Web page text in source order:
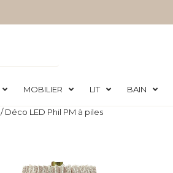
MOBILIER LIT BAIN
/ Déco LED Phil PM à piles